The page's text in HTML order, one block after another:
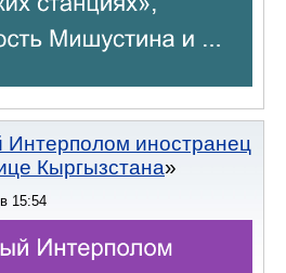
иностранец
Кыргызстана
в 15:54